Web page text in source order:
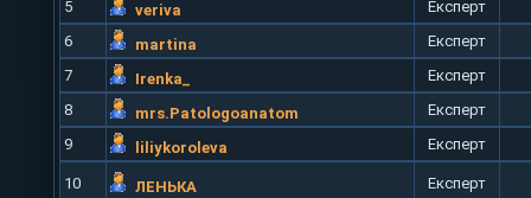
5
veriva
Експерт
6
martina
Експерт
7
Irenka_
Експерт
8
mrs.Patologoanatom
Експерт
9
liliykoroleva Експерт
10 ЛЕНЬКА Експерт